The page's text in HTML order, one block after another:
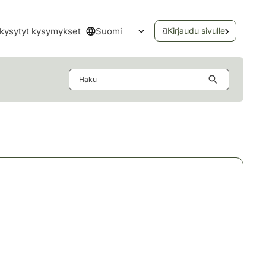
kysymykset Suomi
Avaa kielivalikko
Kirjaudu sivulle